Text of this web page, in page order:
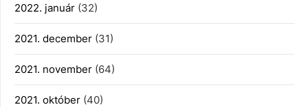
2022. január (32)
2021. december (31)
2021. november (64)
2021. október (40)